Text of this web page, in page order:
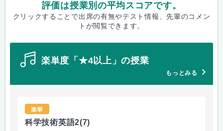
評価は授業別の平均スコアです。
クリックすることで出席の有無やテスト情報、先輩のコメン
トが閲覧できます。
楽単度「★4以上」の授業
もっとみる
楽単
科学技術英語2(7)